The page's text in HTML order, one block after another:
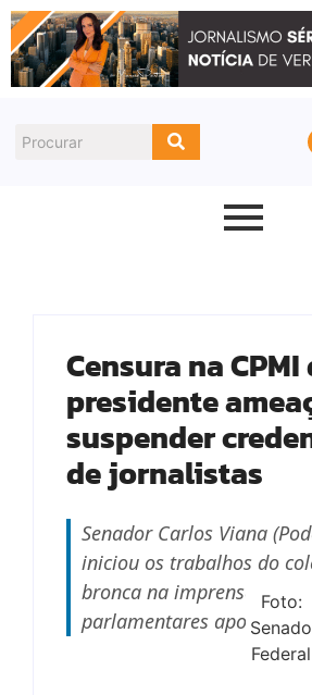
Censura na CPMI
presidente
suspender
de jornalistas
Senador Carlos Viana
iniciou os trabalhos do
bronca na imprensa;
parlamentares apontam
Foto:
Senado
Federal